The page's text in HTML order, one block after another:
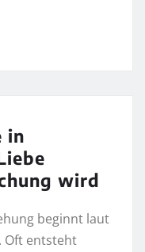
in
wird
beginnt laut
Oft entsteht